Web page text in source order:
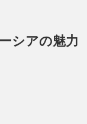
シアの魅力